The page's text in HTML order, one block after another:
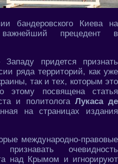
бандеровского Киева на
важнейший прецедент в
придется признать
ряда территорий, как уже
так и тех, которым это
этому посвящена статья
и политолога Лукаса де
на страницах издания
международно-правовые
очевидность
над Крымом и игнорируют